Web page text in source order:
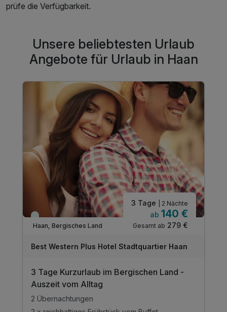
prüfe die Verfügbarkeit.
Unsere beliebtesten Urlaub
Angebote für Urlaub in Haan
Viele Termine frei
Haan, Bergisches Land
3 Tage | 2 Nächte
ab 140 €
Gesamt ab 279 €
Best Western Plus Hotel Stadtquartier Haan
3 Tage Kurzurlaub im Bergischen Land -
Auszeit vom Alltag
2 Übernachtungen